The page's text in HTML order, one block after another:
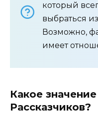
который
выбраться
Возможно,
имеет
Какое
Рассказчиков?